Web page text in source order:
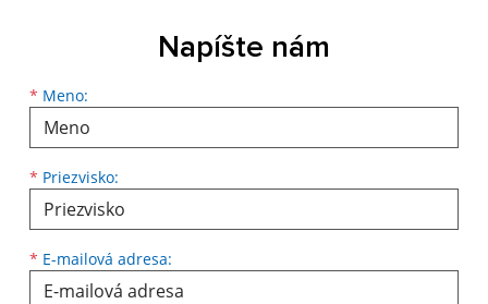
Napíšte nám
* Meno:
Meno
* Priezvisko:
Priezvisko
* E-mailová adresa:
E-mailová adresa